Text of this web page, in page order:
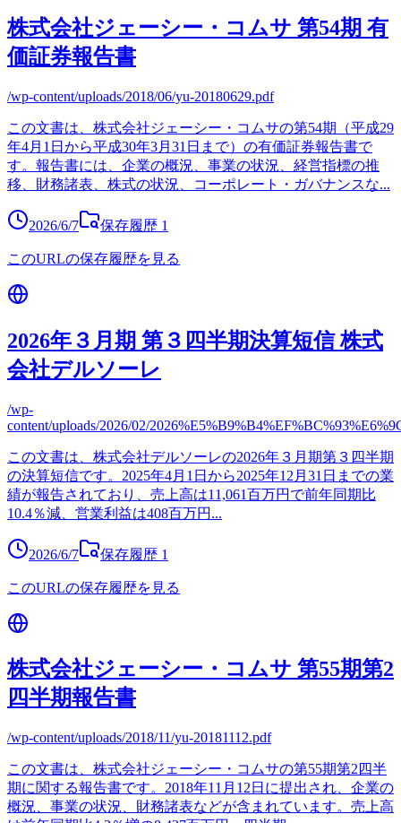
株式会社ジェーシー・コムサ 第54期 有
価証券報告書
/wp-content/uploads/2018/06/yu-20180629.pdf
この文書は、株式会社ジェーシー・コムサの第54期（平成29
年4月1日から平成30年3月31日まで）の有価証券報告書で
す。報告書には、企業の概況、事業の状況、経営指標の推
移、財務諸表、株式の状況、コーポレート・ガバナンスな...
2026/6/7 保存履歴 1
このURLの保存履歴を見る
2026年３月期 第３四半期決算短信 株式
会社デルソーレ
/wp-
content/uploads/2026/02/
この文書は、株式会社デルソーレの2026年３月期第３四半期
の決算短信です。2025年4月1日から2025年12月31日までの業
績が報告されており、売上高は11,061百万円で前年同期比
10.4％減、営業利益は408百万円 ...
2026/6/7 保存履歴 1
このURLの保存履歴を見る
株式会社ジェーシー・コムサ 第55期第2
四半期報告書
/wp-content/uploads/2018/11/yu-20181112.pdf
この文書は、株式会社ジェーシー・コムサの第55期第2四半
期に関する報告書です。2018年11月12日に提出され、企業の
概況、事業の状況、財務諸表などが含まれています。売上高